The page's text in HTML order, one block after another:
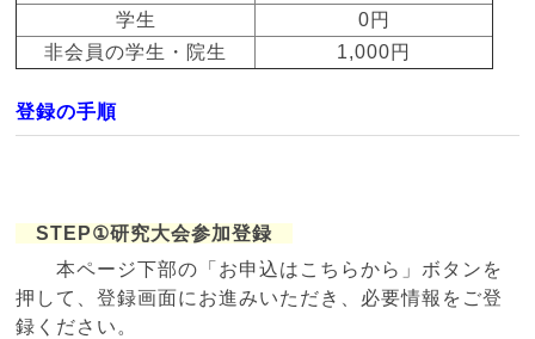
学生
0円
非会員の学生・院生
1,000円
登録の手順
STEP①研究大会参加登録
本ページ下部の「お申込はこちらから」ボタンを
押して、登録画面にお進みいただき、必要情報をご登
録ください。